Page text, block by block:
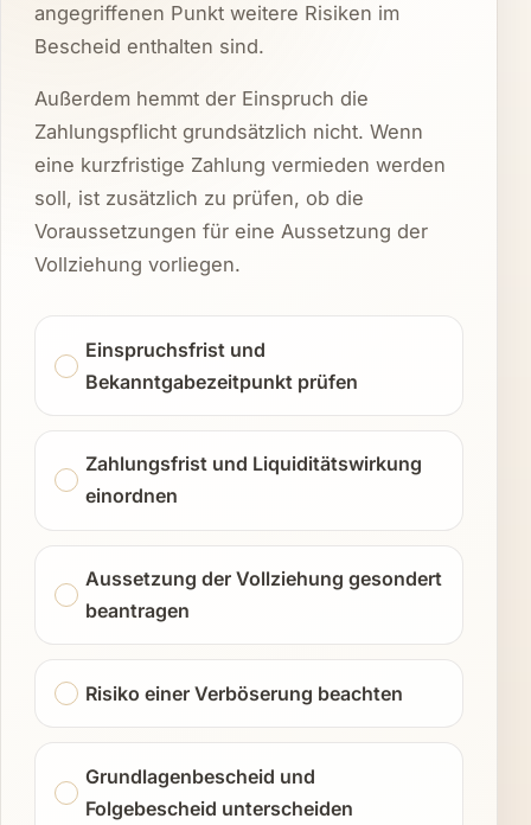
angegriffenen Punkt weitere Risiken im
Bescheid enthalten sind.
Außerdem hemmt der Einspruch die
Zahlungspflicht grundsätzlich nicht. Wenn
eine kurzfristige Zahlung vermieden werden
soll, ist zusätzlich zu prüfen, ob die
Voraussetzungen für eine Aussetzung der
Vollziehung vorliegen.
Einspruchsfrist und
Bekanntgabezeitpunkt prüfen
Zahlungsfrist und Liquiditätswirkung
einordnen
Aussetzung der Vollziehung gesondert
beantragen
Risiko einer Verböserung beachten
Grundlagenbescheid und
Folgebescheid unterscheiden